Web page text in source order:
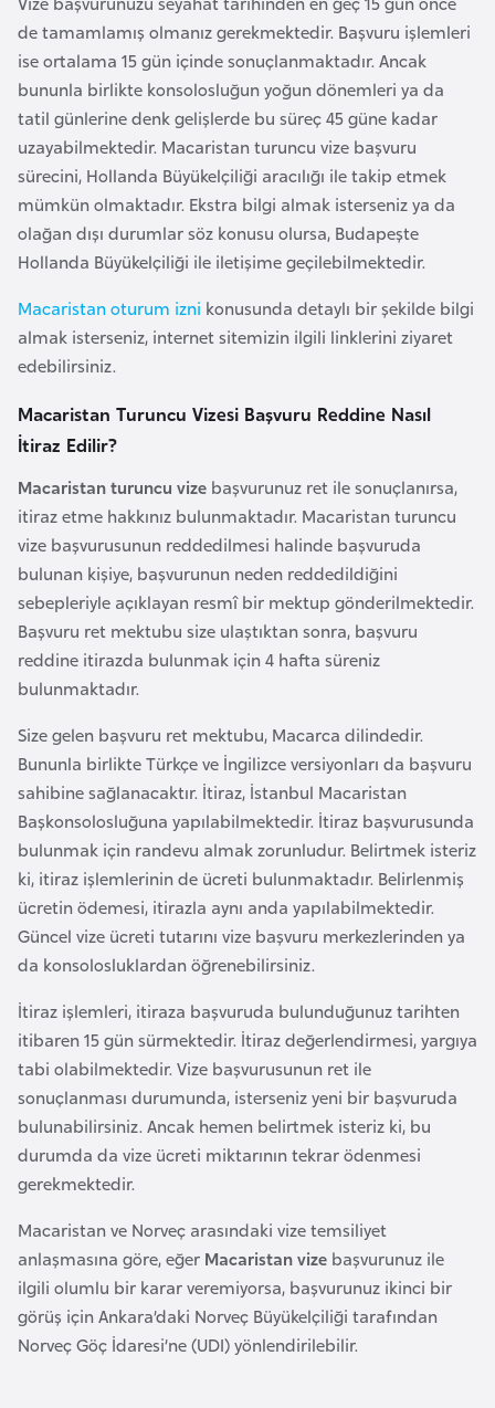
de tamamlamış olmanız gerekmektedir. Başvuru işlemleri
ise ortalama 15 gün içinde sonuçlanmaktadır. Ancak
bununla birlikte konsolosluğun yoğun dönemleri ya da
tatil günlerine denk gelişlerde bu süreç 45 güne kadar
uzayabilmektedir. Macaristan turuncu vize başvuru
sürecini, Hollanda Büyükelçiliği aracılığı ile takip etmek
mümkün olmaktadır. Ekstra bilgi almak isterseniz ya da
olağan dışı durumlar söz konusu olursa, Budapeşte
Hollanda Büyükelçiliği ile iletişime geçilebilmektedir.
Macaristan oturum izni konusunda detaylı bir şekilde bilgi
almak isterseniz, internet sitemizin ilgili linklerini ziyaret
edebilirsiniz.
Macaristan Turuncu Vizesi Başvuru Reddine Nasıl
İtiraz Edilir?
Macaristan turuncu vize başvurunuz ret ile sonuçlanırsa,
itiraz etme hakkınız bulunmaktadır. Macaristan turuncu
vize başvurusunun reddedilmesi halinde başvuruda
bulunan kişiye, başvurunun neden reddedildiğini
sebepleriyle açıklayan resmî bir mektup gönderilmektedir.
Başvuru ret mektubu size ulaştıktan sonra, başvuru
reddine itirazda bulunmak için 4 hafta süreniz
bulunmaktadır.
Size gelen başvuru ret mektubu, Macarca dilindedir.
Bununla birlikte Türkçe ve İngilizce versiyonları da başvuru
sahibine sağlanacaktır. İtiraz, İstanbul Macaristan
Başkonsolosluğuna yapılabilmektedir. İtiraz başvurusunda
bulunmak için randevu almak zorunludur. Belirtmek isteriz
ki, itiraz işlemlerinin de ücreti bulunmaktadır. Belirlenmiş
ücretin ödemesi, itirazla aynı anda yapılabilmektedir.
Güncel vize ücreti tutarını vize başvuru merkezlerinden ya
da konsolosluklardan öğrenebilirsiniz.
İtiraz işlemleri, itiraza başvuruda bulunduğunuz tarihten
itibaren 15 gün sürmektedir. İtiraz değerlendirmesi, yargıya
tabi olabilmektedir. Vize başvurusunun ret ile
sonuçlanması durumunda, isterseniz yeni bir başvuruda
bulunabilirsiniz. Ancak hemen belirtmek isteriz ki, bu
durumda da vize ücreti miktarının tekrar ödenmesi
gerekmektedir.
Macaristan ve Norveç arasındaki vize temsiliyet
anlaşmasına göre, eğer Macaristan vize başvurunuz ile
ilgili olumlu bir karar veremiyorsa, başvurunuz ikinci bir
görüş için Ankara’daki Norveç Büyükelçiliği tarafından
Norveç Göç İdaresi’ne (UDI) yönlendirilebilir.
t
i
y
o
p
y
a
F
i
l
d
ş
i
a
h
i
l
i
F
n
l
a
n
d
i
y
a
F
r
a
n
s
a
a
b
o
n